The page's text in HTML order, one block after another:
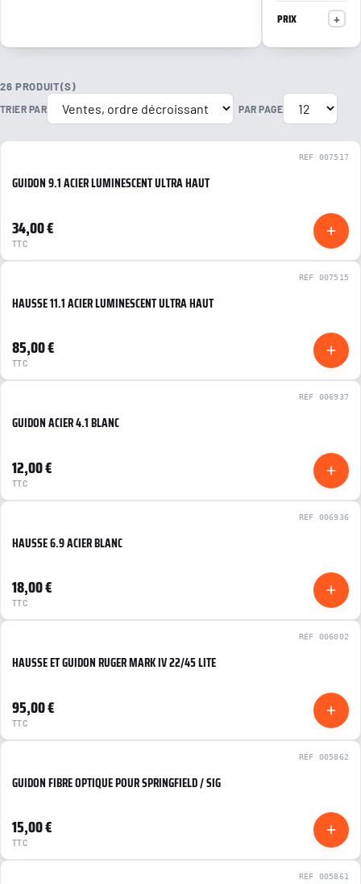
PRIX
26 PRODUIT(S)
TRIER PAR PAR PAGE
RÉF 007517
GUIDON 9.1 ACIER LUMINESCENT ULTRA HAUT
34,00 €
TTC
RÉF 007515
HAUSSE 11.1 ACIER LUMINESCENT ULTRA HAUT
85,00 €
TTC
RÉF 006937
GUIDON ACIER 4.1 BLANC
12,00 €
TTC
RÉF 006936
HAUSSE 6.9 ACIER BLANC
18,00 €
TTC
RÉF 006002
HAUSSE ET GUIDON RUGER MARK IV 22/45 LITE
95,00 €
TTC
RÉF 005862
GUIDON FIBRE OPTIQUE POUR SPRINGFIELD / SIG
15,00 €
TTC
RÉF 005861